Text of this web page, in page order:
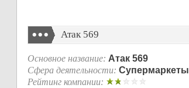
Атак 569
Основное название: Атак 569
Сфера деятельности: Супермаркеты
Рейтинг компании: